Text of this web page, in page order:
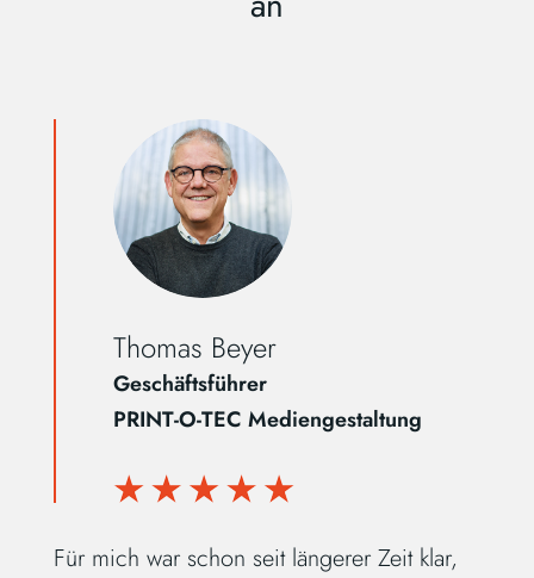
Thomas Beyer
Geschäftsführer
PRINT-O-TEC Mediengestaltung
Für mich war schon seit längerer Zeit klar,